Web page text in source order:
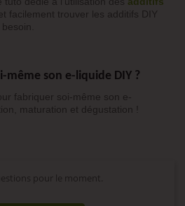
facilement trouver les additifs DIY
même son e-liquide DIY ?
fabriquer soi-même son e-
maturation et dégustation !
pour le moment.